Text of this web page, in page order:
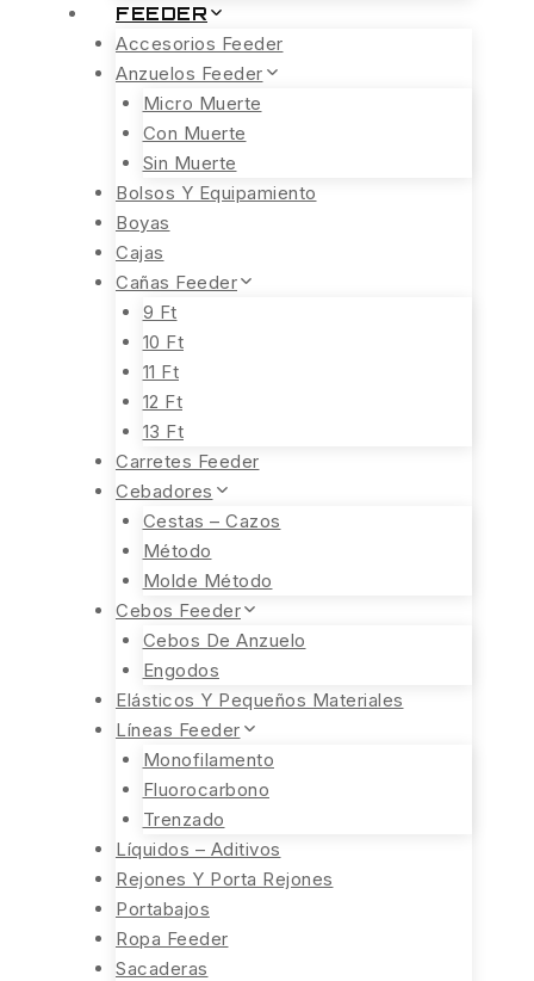
FEEDER
Accesorios Feeder
Anzuelos Feeder
Micro Muerte
Con Muerte
Sin Muerte
Bolsos Y Equipamiento
Boyas
Cajas
Cañas Feeder
9 Ft
10 Ft
11 Ft
12 Ft
13 Ft
Carretes Feeder
Cebadores
Cestas – Cazos
Método
Molde Método
Cebos Feeder
Cebos De Anzuelo
Engodos
Elásticos Y Pequeños Materiales
Líneas Feeder
Monofilamento
Fluorocarbono
Trenzado
Líquidos – Aditivos
Rejones Y Porta Rejones
Portabajos
Ropa Feeder
Sacaderas